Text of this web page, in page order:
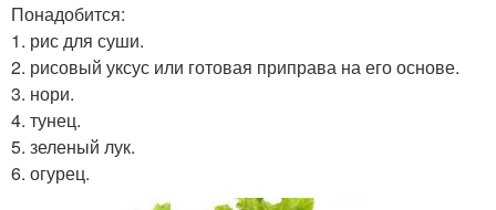
Понадобится:
1. рис для суши.
2. рисовый уксус или готовая приправа на его основе.
3. нори.
4. тунец.
5. зеленый лук.
6. огурец.